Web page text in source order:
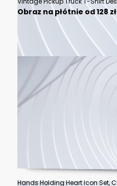
Obraz na płótnie od 128 zł